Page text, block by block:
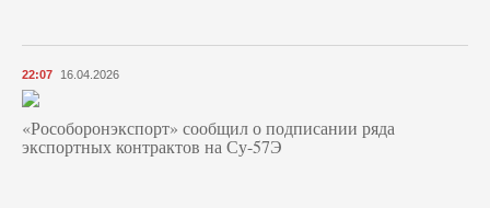
22:07 16.04.2026
«Рособоронэкспорт» сообщил о подписании ряда
экспортных контрактов на Су-57Э